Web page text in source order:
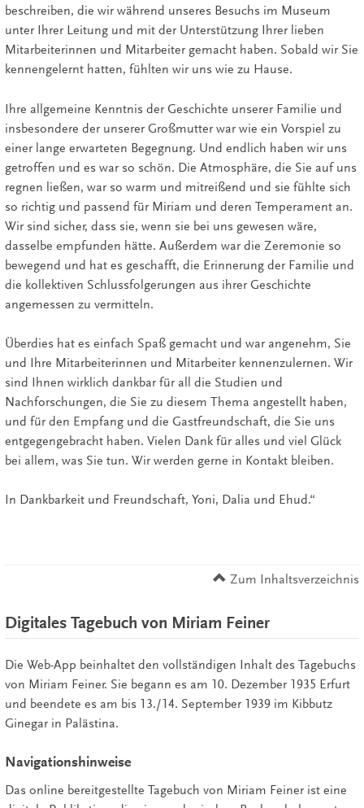
beschreiben, die wir während unseres Besuchs im Museum
unter Ihrer Leitung und mit der Unterstützung Ihrer lieben
Mitarbeiterinnen und Mitarbeiter gemacht haben. Sobald wir Sie
kennengelernt hatten, fühlten wir uns wie zu Hause.
Ihre allgemeine Kenntnis der Geschichte unserer Familie und
insbesondere der unserer Großmutter war wie ein Vorspiel zu
einer lange erwarteten Begegnung. Und endlich haben wir uns
getroffen und es war so schön. Die Atmosphäre, die Sie auf uns
regnen ließen, war so warm und mitreißend und sie fühlte sich
so richtig und passend für Miriam und deren Temperament an.
Wir sind sicher, dass sie, wenn sie bei uns gewesen wäre,
dasselbe empfunden hätte. Außerdem war die Zeremonie so
bewegend und hat es geschafft, die Erinnerung der Familie und
die kollektiven Schlussfolgerungen aus ihrer Geschichte
angemessen zu vermitteln.
Überdies hat es einfach Spaß gemacht und war angenehm, Sie
und Ihre Mitarbeiterinnen und Mitarbeiter kennenzulernen. Wir
sind Ihnen wirklich dankbar für all die Studien und
Nachforschungen, die Sie zu diesem Thema angestellt haben,
und für den Empfang und die Gastfreundschaft, die Sie uns
entgegengebracht haben. Vielen Dank für alles und viel Glück
bei allem, was Sie tun. Wir werden gerne in Kontakt bleiben.
In Dankbarkeit und Freundschaft, Yoni, Dalia und Ehud.“
Zum Inhaltsverzeichnis
Digitales Tagebuch von Miriam Feiner
Die Web-App beinhaltet den vollständigen Inhalt des Tagebuchs
von Miriam Feiner. Sie begann es am 10. Dezember 1935 Erfurt
und beendete es am bis 13./14. September 1939 im Kibbutz
Ginegar in Palästina.
Navigationshinweise
Das online bereitgestellte Tagebuch von Miriam Feiner ist eine